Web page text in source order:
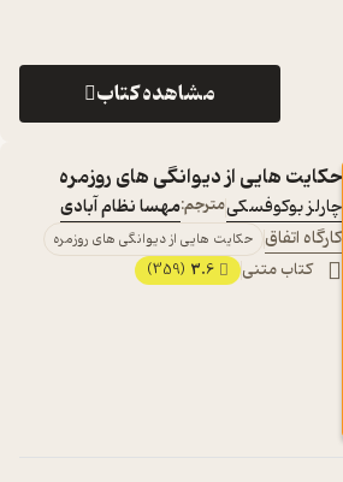
مشاهده کتاب
حکایت هایی از دیوانگی های روزمره
چارلز بوکوفسکیمترجم:مهسا نظام آبادی
کارگاه اتفاق حکایت هایی از دیوانگی های روزمره
کتاب متنی 3.6
(359)